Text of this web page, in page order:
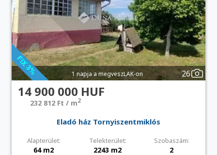
1 napja a megveszLAK-on 26
14 900 000 HUF
232 812 Ft / m2
Eladó ház Tornyiszentmiklós
Alapterület: Telekterület: Szobaszám:
64 m2 2243 m2 2